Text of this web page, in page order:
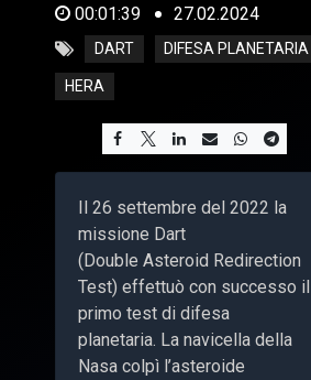
00:01:39 27.02.2024
DART DIFESA PLANETARIA
HERA
Il 26 settembre del 2022 la
missione Dart
(Double Asteroid Redirection
Test) effettuò con successo il
primo test di difesa
planetaria. La navicella della
Nasa colpì l’asteroide